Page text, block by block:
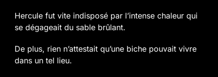
Hercule fut vite indisposé par l’intense chaleur qui
se dégageait du sable brûlant.
De plus, rien n’attestait qu’une biche pouvait vivre
dans un tel lieu.